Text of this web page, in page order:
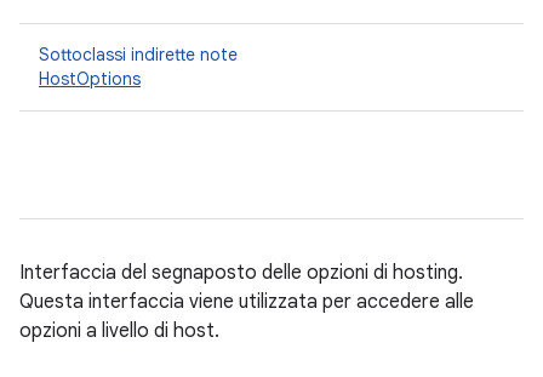
Sottoclassi indirette note
HostOptions
Interfaccia del segnaposto delle opzioni di hosting.
Questa interfaccia viene utilizzata per accedere alle
opzioni a livello di host.